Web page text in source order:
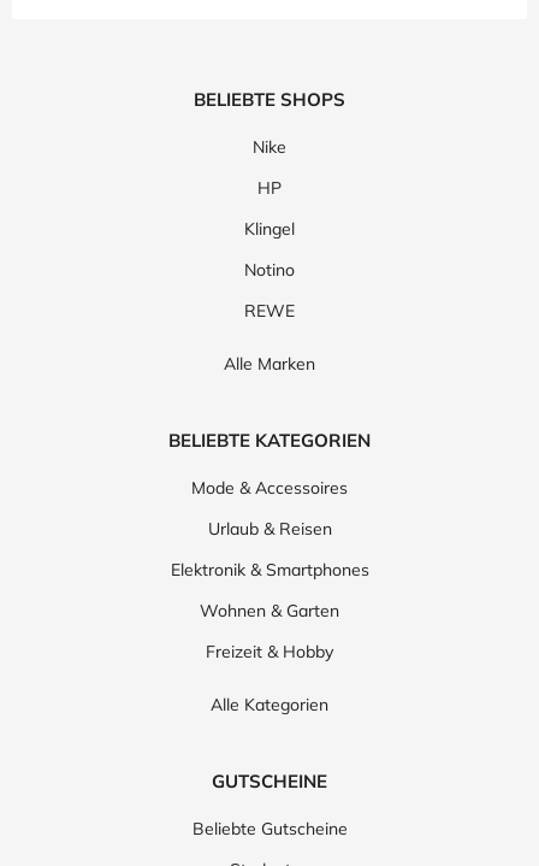
BELIEBTE SHOPS
Nike
HP
Klingel
Notino
REWE
Alle Marken
BELIEBTE KATEGORIEN
Mode & Accessoires
Urlaub & Reisen
Elektronik & Smartphones
Wohnen & Garten
Freizeit & Hobby
Alle Kategorien
GUTSCHEINE
Beliebte Gutscheine